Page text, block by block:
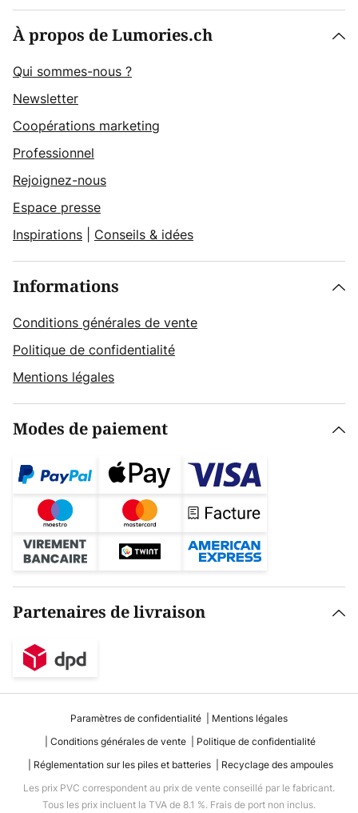
À propos de Lumories.ch
Qui sommes-nous ?
Newsletter
Coopérations marketing
Professionnel
Rejoignez-nous
Espace presse
Inspirations
Conseils & idées
Informations
Conditions générales de vente
Politique de confidentialité
Mentions légales
Modes de paiement
Partenaires de livraison
Paramètres de confidentialité
Mentions légales
Conditions générales de vente
Politique de confidentialité
Réglementation sur les piles et batteries
Recyclage des ampoules
Les prix PVC correspondent au prix de vente conseillé par le fabricant.
Tous les prix incluent la TVA de 8.1 %. Frais de port non inclus.